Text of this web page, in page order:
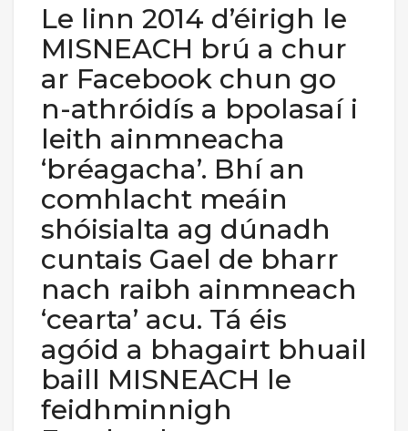
Le linn 2014 d’éirigh le
MISNEACH brú a chur
ar Facebook chun go
n-athróidís a bpolasaí i
leith ainmneacha
‘bréagacha’. Bhí an
comhlacht meáin
shóisialta ag dúnadh
cuntais Gael de bharr
nach raibh ainmneach
‘cearta’ acu. Tá éis
agóid a bhagairt bhuail
baill MISNEACH le
feidhminnigh